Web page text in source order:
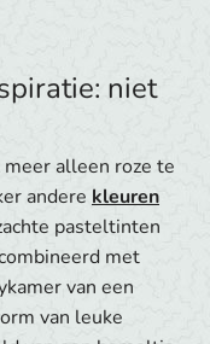
niet
alleen roze te
andere kleuren
pasteltinten
met
van een
van leuke